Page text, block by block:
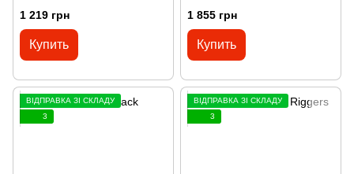
1 219 грн
Купить
1 855 грн
Купить
ВІДПРАВКА ЗІ СКЛАДУ
3
ВІДПРАВКА ЗІ СКЛАДУ
3